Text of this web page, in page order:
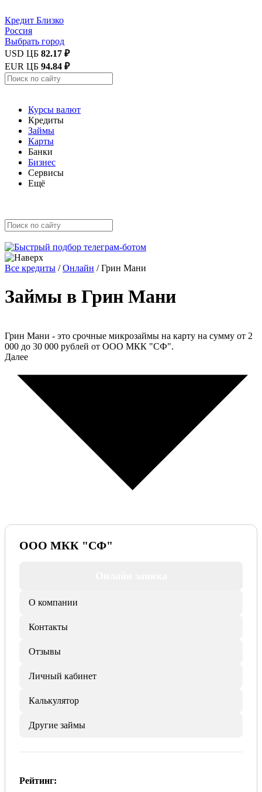
Кредит Близко
Россия
Выбрать город
USD ЦБ 82.17 ₽
EUR ЦБ 94.84 ₽
Курсы валют
Кредиты
Займы
Карты
Банки
Бизнес
Сервисы
Ещё
Все кредиты /Онлайн /Грин Мани
Займы в Грин Мани
Грин Мани - это срочные микрозаймы на карту на сумму от 2
000 до 30 000 рублей от ООО МКК "СФ".
Далее
ООО МКК "СФ"
О компании
Контакты
Отзывы
Личный кабинет
Калькулятор
Другие займы
Рейтинг: